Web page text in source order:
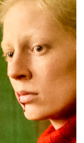
«Гунда»
изысканно
роли в фильме